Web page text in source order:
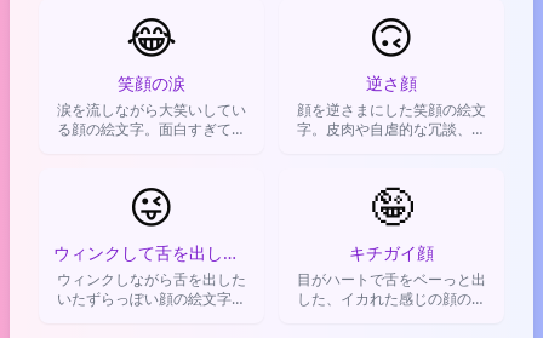
ッコミを表現するのに使われ
る。
😂
笑顔の涙
涙を流しながら大笑いしてい
る顔の絵文字。面白すぎてツ
🙃
逆さ顔
顔を逆さまにした笑顔の絵文
字。皮肉や自虐的な冗談、混
😜
ウィンクして舌を出した顔
ウィンクしながら舌を出した
いたずらっぽい顔の絵文字で
🤪
キチガイ顔
目がハートで舌をベーっと出
した、イカれた感じの顔の絵